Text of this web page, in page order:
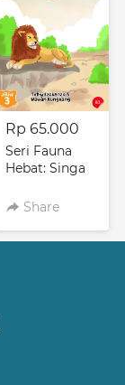
Rp 65.000
Seri Fauna
Hebat: Singa
Besar Tukang
Share